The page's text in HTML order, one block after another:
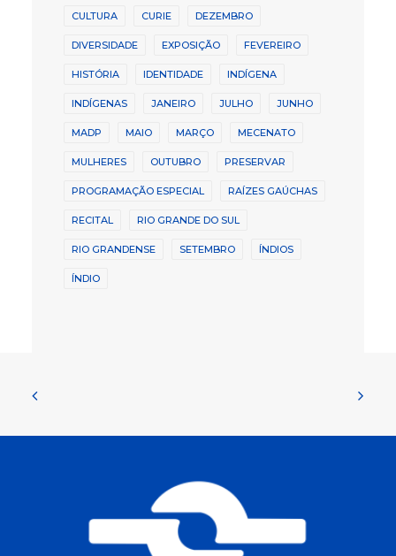
CULTURA CURIE DEZEMBRO
DIVERSIDADE EXPOSIÇÃO FEVEREIRO
HISTÓRIA IDENTIDADE INDÍGENA
INDÍGENAS JANEIRO JULHO JUNHO
MADP MAIO MARÇO MECENATO
MULHERES OUTUBRO PRESERVAR
PROGRAMAÇÃO ESPECIAL RAÍZES GAÚCHAS
RECITAL RIO GRANDE DO SUL
RIO GRANDENSE SETEMBRO ÍNDIOS
ÍNDIO